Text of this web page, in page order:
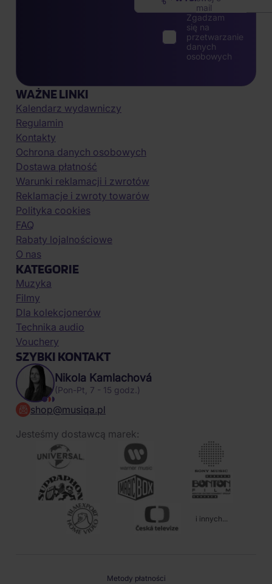
mail
Zgadzam
się na
przetwarzanie
danych
osobowych
WAŻNE LINKI
Kalendarz wydawniczy
Regulamin
Kontakty
Ochrona danych osobowych
Dostawa płatność
Warunki reklamacji i zwrotów
Reklamacje i zwroty towarów
Polityka cookies
FAQ
Rabaty lojalnościowe
O nas
KATEGORIE
Muzyka
Filmy
Dla kolekcjonerów
Technika audio
Vouchery
SZYBKI KONTAKT
Nikola Kamlachová
(Pon-Pt, 7 - 15 godz.)
shop@musiqa.pl
Jesteśmy dostawcą marek:
i innych...
Metody płatności